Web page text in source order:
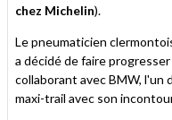
chez Michelin).
Le pneumaticien
a décidé de faire
collaborant avec BMW, l'un
maxi-trail avec son